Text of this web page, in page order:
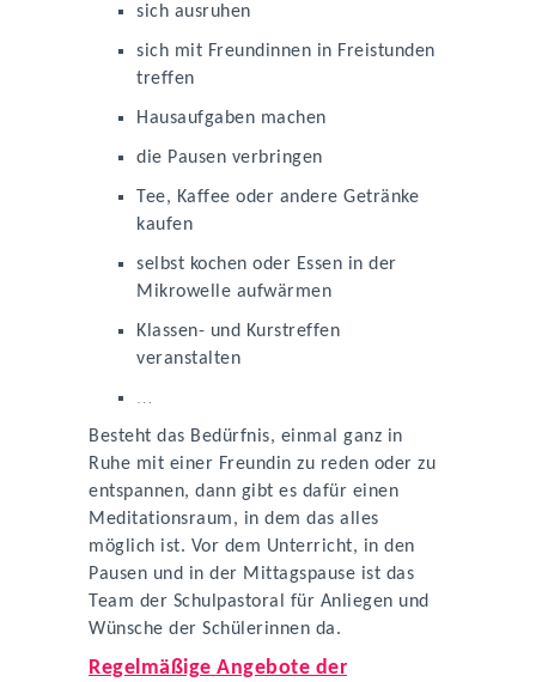
sich ausruhen
sich mit Freundinnen in Freistunden
treffen
Hausaufgaben machen
die Pausen verbringen
Tee, Kaffee oder andere Getränke
kaufen
selbst kochen oder Essen in der
Mikrowelle aufwärmen
Klassen- und Kurstreffen
veranstalten
…
Besteht das Bedürfnis, einmal ganz in
Ruhe mit einer Freundin zu reden oder zu
entspannen, dann gibt es dafür einen
Meditationsraum, in dem das alles
möglich ist. Vor dem Unterricht, in den
Pausen und in der Mittagspause ist das
Team der Schulpastoral für Anliegen und
Wünsche der Schülerinnen da.
Regelmäßige Angebote der